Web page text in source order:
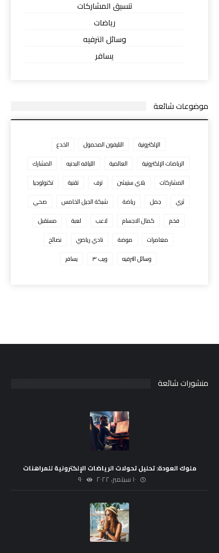
تنسيق المشاركات
رياضات
وسائل الترفيه
يسافر
موضوعات شائعة
الإلكترونية التليفون المحمول
الخدع
الرياضات الإلكترونية
العالمية اللياقه البدنيه
المشارك
المشاركات
بلاي ستيشن ترف تقنية
تكنولوجيا
ثري
جمل رياضة شبكة الجيل الخامس
صحي
فخم
كمال الاجسام لاعب لعبة
مستقبل
مغامرات
موضة نادي رياضي
نصائح
وسائل الترفيه
ويب ٣ يسافر
منشورات شائعة
ملوك العودة: تحليل تحولات الرياضات الإلكترونية للمراهنات
١٠ سبتمبر، ٢٠٢٢ ٩٠